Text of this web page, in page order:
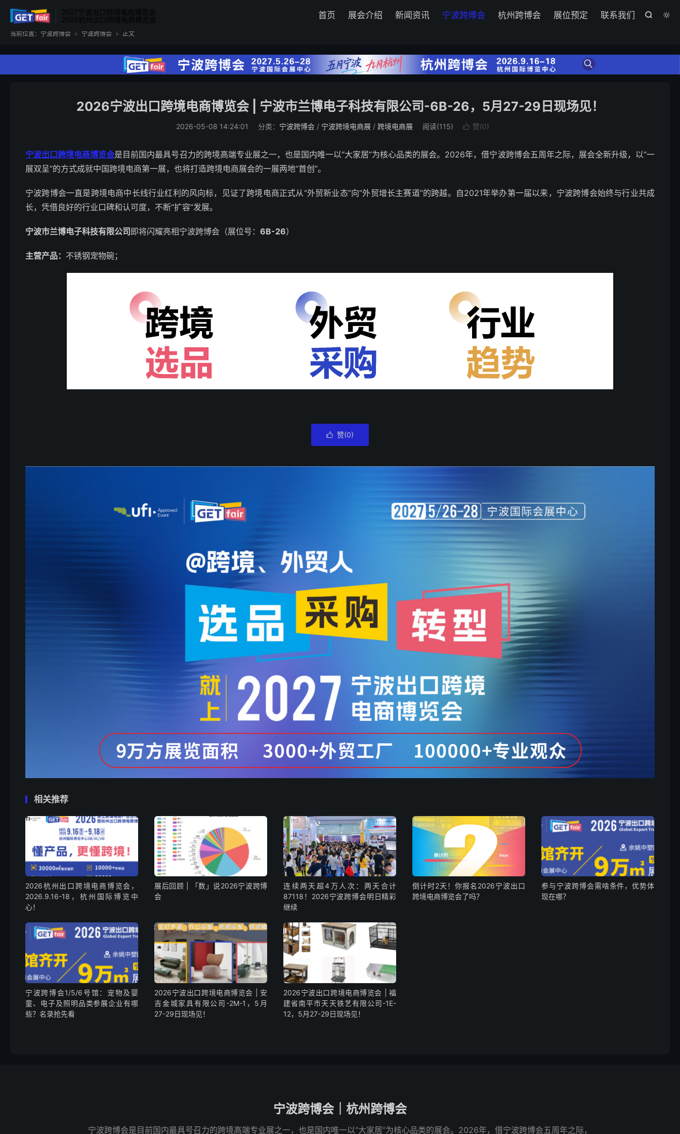
2027宁波出口跨境电商博览会
2026杭州出口跨境电商博览会


首页 展会介绍 新闻资讯 宁波跨博会 杭州跨博会 展位预定 联系我们
当前位置： 宁波跨博会  宁波跨博会  正文
2026宁波出口跨境电商博览会 | 宁波市兰博电子科技有限公司-6B-26，5月27-29日现场见！
2026-05-08 14:24:01 分类： 宁波跨博会/ 宁波跨境电商展/ 跨境电商展 阅读(115)  赞(0)
宁波出口跨境电商博览会是目前国内最具号召力的跨境高端专业展之一，也是国内唯一以“大家居”为核心品类的展会。2026年，借宁波跨博会五周年之际，展会全新升级，以“一
展双呈”的方式成就中国跨境电商第一展，也将打造跨境电商展会的一展两地“首创”。
宁波跨博会一直是跨境电商中长线行业红利的风向标，见证了跨境电商正式从“外贸新业态”向“外贸增长主赛道”的跨越。自2021年举办第一届以来，宁波跨博会始终与行业共成
长，凭借良好的行业口碑和认可度，不断“扩容”发展。
宁波市兰博电子科技有限公司 即将闪耀亮相宁波跨博会（展位号： 6B-26）
主营产品： 不锈钢宠物碗；
 赞(0)
相关推荐
2026杭州出口跨境电商博览会，
2026.9.16-18，杭州国际博览中
心！
展后回顾 | 「数」说2026宁波跨博
会
连续两天超4万人次：两天合计
87118！2026宁波跨博会明日精彩
继续
倒计时2天！你报名2026宁波出口
跨境电商博览会了吗？
参与宁波跨博会需啥条件，优势体
现在哪？
宁波跨博会1/5/6号馆：宠物及婴
童、电子及照明品类参展企业有哪
些？名录抢先看
2026宁波出口跨境电商博览会 | 安
吉金城家具有限公司-2M-1，5月
27-29日现场见！
2026宁波出口跨境电商博览会 | 福
建省南平市天天铁艺有限公司-1E-
12，5月27-29日现场见！
宁波跨博会｜杭州跨博会
宁波跨博会是目前国内最具号召力的跨境高端专业展之一，也是国内唯一以“大家居”为核心品类的展会。2026年，借宁波跨博会五周年之际，